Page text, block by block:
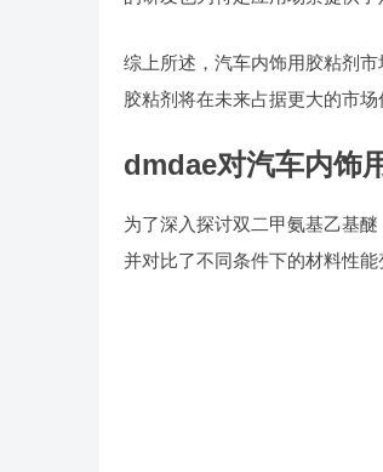
综上所述，汽车内饰用胶粘剂
胶粘剂将在未来占据更大的市
dmdae对汽车内饰
为了深入探讨双二甲氨基乙基
并对比了不同条件下的材料性